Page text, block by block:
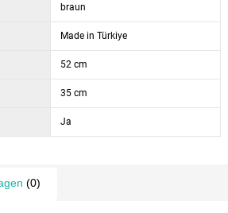
braun
Made in Türkiye
52 cm
35 cm
Ja
(0)